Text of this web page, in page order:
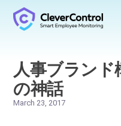
人事ブランド
の神話
March 23, 2017